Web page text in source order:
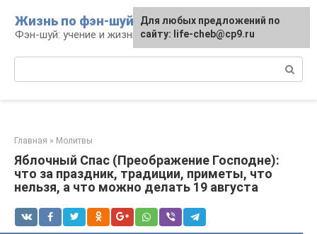
контенту
Жизнь по фэн-шуй
Фэн-шуй: учение и жизнь
Главная » Молитвы
Яблочный Спас (Преображение Господне):
что за праздник, традиции, приметы, что
нельзя, а что можно делать 19 августа
Для любых предложений по
сайту: life-cheb@cp9.ru
Для любых предложений по
сайту: life-cheb@cp9.ru